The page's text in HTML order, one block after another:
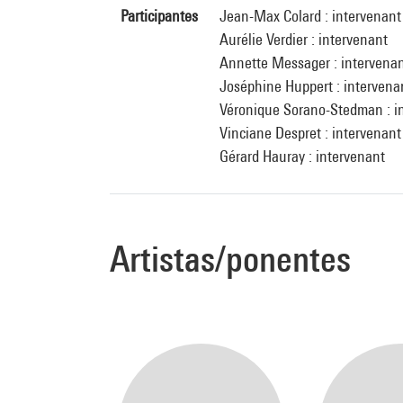
Participantes
Jean-Max Colard : intervenant
Aurélie Verdier : intervenant
Annette Messager :
Joséphine Huppert :
Véronique Sorano-Stedman :
Vinciane Despret : intervenant
Gérard Hauray : intervenant
Artistas/ponentes